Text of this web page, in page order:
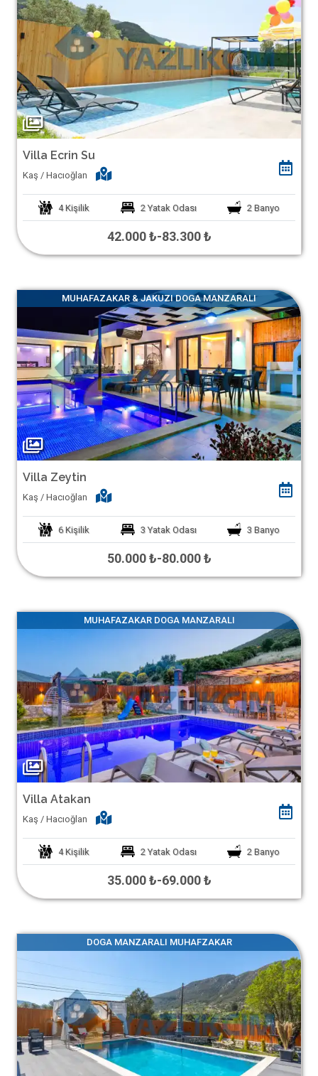
Villa Ecrin Su
Kaş / Hacıoğlan
4 Kişilik 2 Yatak Odası 2 Banyo
42.000 ₺-83.300 ₺
MUHAFAZAKAR & JAKUZI DOGA MANZARALI
Villa Zeytin
Kaş / Hacıoğlan
6 Kişilik 3 Yatak Odası 3 Banyo
50.000 ₺-80.000 ₺
MUHAFAZAKAR DOGA MANZARALI
Villa Atakan
Kaş / Hacıoğlan
4 Kişilik 2 Yatak Odası 2 Banyo
35.000 ₺-69.000 ₺
DOGA MANZARALI MUHAFZAKAR